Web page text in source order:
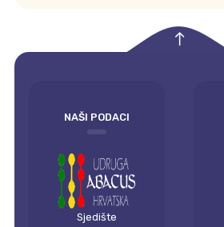
NAŠI PODACI
Sjedište